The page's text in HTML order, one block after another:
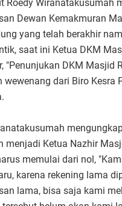
Roedy Wiranatakusumah
Dewan Kemakmuran
yang telah berakhir
saat ini Ketua DKM
"Penunjukan DKM Masjid
wewenang dari Biro Kesra
menjadi Ketua Nazhir
memulai dari nol,
karena rekening lama
lama, bisa saja kami